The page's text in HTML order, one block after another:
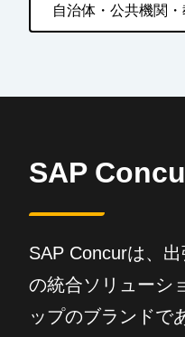
自治体・公共機関
SAP
SAP Concurは、
の統合ソリューシ
ップのブランドで